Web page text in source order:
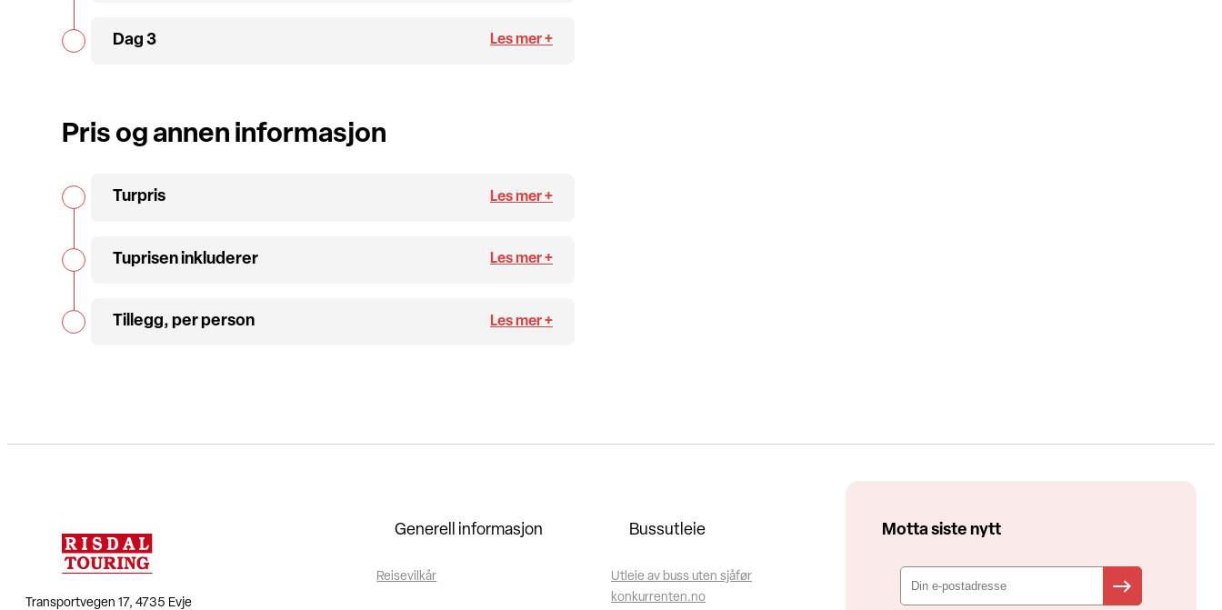
Dag 3
Pris og annen informasjon
Turpris
Tuprisen inkluderer
Tillegg, per person
Transportvegen 17, 4735 Evje
Generell informasjon
Reisevilkår
Bussutleie
Utleie av buss uten sjåfør
konkurrenten.no
Motta siste nytt